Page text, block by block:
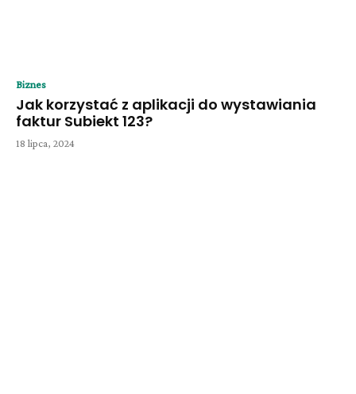
Biznes
Jak korzystać z aplikacji do wystawiania
faktur Subiekt 123?
18 lipca, 2024